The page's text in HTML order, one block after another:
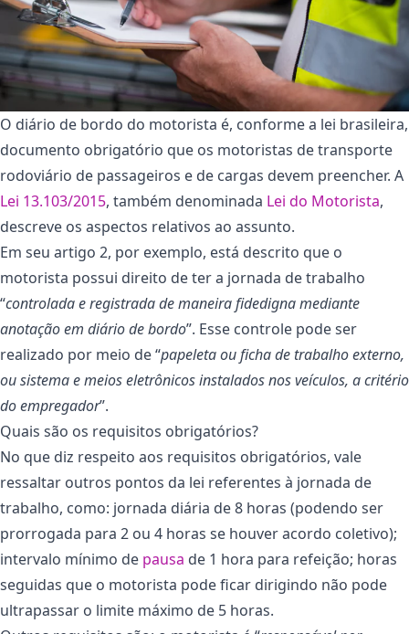
O diário de bordo do motorista é, conforme a lei brasileira,
documento obrigatório que os motoristas de transporte
rodoviário de passageiros e de cargas devem preencher. A
Lei 13.103/2015, também denominada Lei do Motorista,
descreve os aspectos relativos ao assunto.
Em seu artigo 2, por exemplo, está descrito que o
motorista possui direito de ter a jornada de trabalho
“controlada e registrada de maneira fidedigna mediante
anotação em diário de bordo”. Esse controle pode ser
realizado por meio de “papeleta ou ficha de trabalho externo,
ou sistema e meios eletrônicos instalados nos veículos, a critério
do empregador”.
Quais são os requisitos obrigatórios?
No que diz respeito aos requisitos obrigatórios, vale
ressaltar outros pontos da lei referentes à jornada de
trabalho, como: jornada diária de 8 horas (podendo ser
prorrogada para 2 ou 4 horas se houver acordo coletivo);
intervalo mínimo de pausa de 1 hora para refeição; horas
seguidas que o motorista pode ficar dirigindo não pode
ultrapassar o limite máximo de 5 horas.